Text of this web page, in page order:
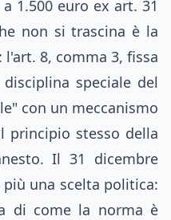
1.500 euro ex art. 31
non si trascina è la
8, comma 3, fissa
speciale del
con un meccanismo
principio stesso della
Il 31 dicembre
una scelta politica:
di come la norma è